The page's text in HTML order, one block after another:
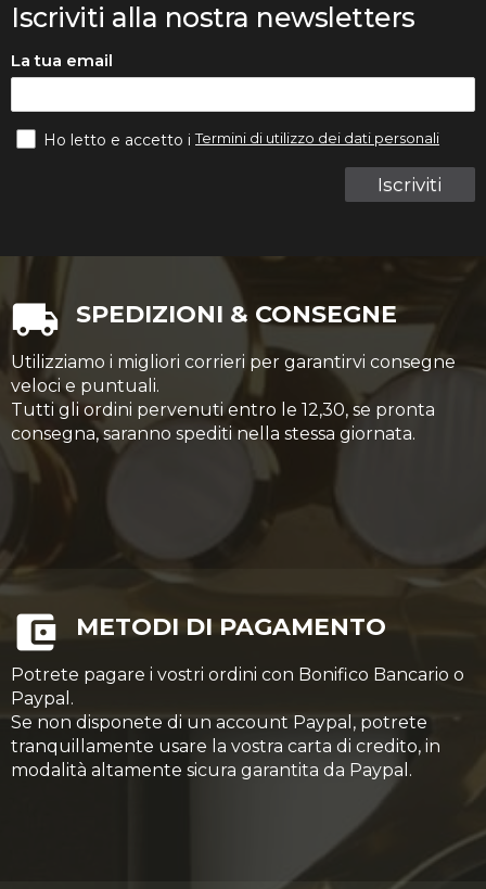
Iscriviti alla nostra newsletters
La tua email
Iscriviti
Ho letto e accetto iTermini di utilizzo dei dati personali
SPEDIZIONI & CONSEGNE
Utilizziamo i migliori corrieri per garantirvi consegne
veloci e puntuali.
Tutti gli ordini pervenuti entro le 12,30, se pronta
consegna, saranno spediti nella stessa giornata.
METODI DI PAGAMENTO
Potrete pagare i vostri ordini con Bonifico Bancario o
Paypal.
Se non disponete di un account Paypal, potrete
tranquillamente usare la vostra carta di credito, in
modalità altamente sicura garantita da Paypal.